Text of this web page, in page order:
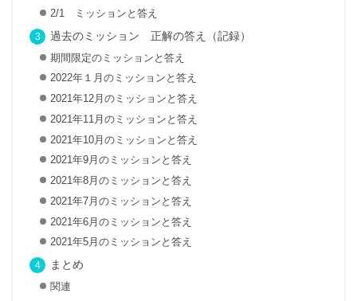
2/1 ミッションと答え
過去のミッション 正解の答え（記録）
期間限定のミッションと答え
2022年１月のミッションと答え
2021年12月のミッションと答え
2021年11月のミッションと答え
2021年10月のミッションと答え
2021年9月のミッションと答え
2021年8月のミッションと答え
2021年7月のミッションと答え
2021年6月のミッションと答え
2021年5月のミッションと答え
まとめ
関連